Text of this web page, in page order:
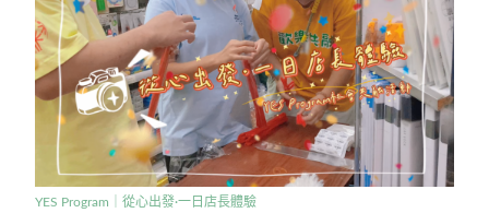
YES Program｜從心出發·一日店長體驗